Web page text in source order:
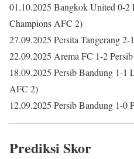
01.10.2025 Bangkok United 0-2
Champions AFC 2)
27.09.2025 Persita Tangerang
22.09.2025 Arema FC 1-2
18.09.2025 Persib Bandung 1-
AFC 2)
12.09.2025 Persib Bandung 1-0
Prediksi Skor